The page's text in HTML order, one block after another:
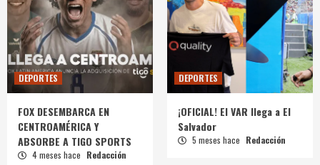
DEPORTES
FOX DESEMBARCA EN
CENTROAMÉRICA Y
ABSORBE A TIGO SPORTS
4 meses hace Redacción
DEPORTES
¡OFICIAL! El VAR llega a El
Salvador
5 meses hace Redacción